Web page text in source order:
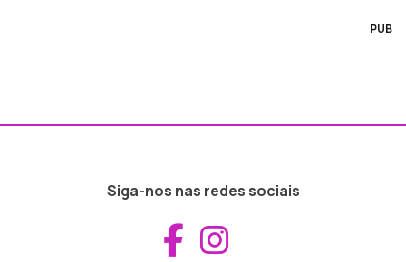
PUB
Siga-nos nas redes sociais
Aceder ao